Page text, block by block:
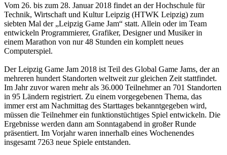
Vom 26. bis zum 28. Januar 2018 findet an der Hochschule für
Technik, Wirtschaft und Kultur Leipzig (HTWK Leipzig) zum
siebten Mal der „Leipzig Game Jam“ statt. Allein oder im Team
entwickeln Programmierer, Grafiker, Designer und Musiker in
einem Marathon von nur 48 Stunden ein komplett neues
Computerspiel.
Der Leipzig Game Jam 2018 ist Teil des Global Game Jams, der an
mehreren hundert Standorten weltweit zur gleichen Zeit stattfindet.
Im Jahr zuvor waren mehr als 36.000 Teilnehmer an 701 Standorten
in 95 Ländern registriert. Zu einem vorgegebenen Thema, das
immer erst am Nachmittag des Starttages bekanntgegeben wird,
müssen die Teilnehmer ein funktionstüchtiges Spiel entwickeln. Die
Ergebnisse werden dann am Sonntagabend in großer Runde
präsentiert. Im Vorjahr waren innerhalb eines Wochenendes
insgesamt 7263 neue Spiele entstanden.